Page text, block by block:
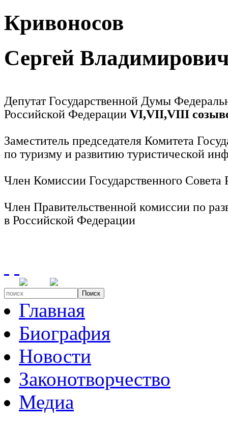
Кривоносов
Сергей
Депутат Государственной Думы
Российской Федерации VI,VII,VIII
Заместитель председателя Комитета
по туризму и развитию туристической
Член Комиссии Государственного
Член Правительственной комиссии по
в Российской Федерации
Поиск
Главная
Биография
Новости
Законотворчество
Медиа